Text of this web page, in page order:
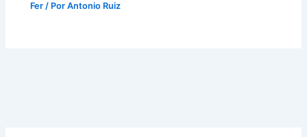
Fer / PorAntonio Ruiz